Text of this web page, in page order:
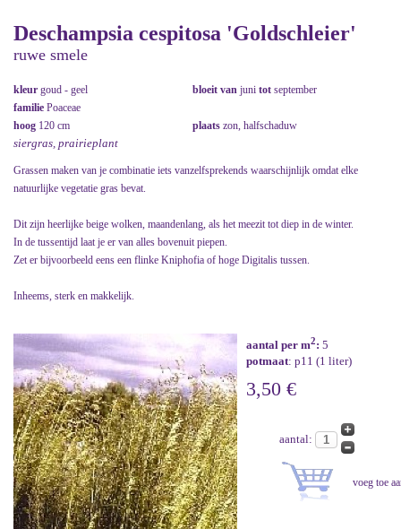
Deschampsia cespitosa 'Goldschleier'
ruwe smele
kleur goud - geel bloeit van juni tot september
familie Poaceae
hoog 120 cm plaats zon, halfschaduw
siergras, prairieplant
Grassen maken van je combinatie iets vanzelfsprekends waarschijnlijk omdat elke
natuurlijke vegetatie gras bevat.
Dit zijn heerlijke beige wolken, maandenlang, als het meezit tot diep in de winter.
In de tussentijd laat je er van alles bovenuit piepen.
Zet er bijvoorbeeld eens een flinke Kniphofia of hoge Digitalis tussen.
Inheems, sterk en makkelijk.
aantal per m2: 5
potmaat: p11 (1 liter)
3,50 €
aantal: